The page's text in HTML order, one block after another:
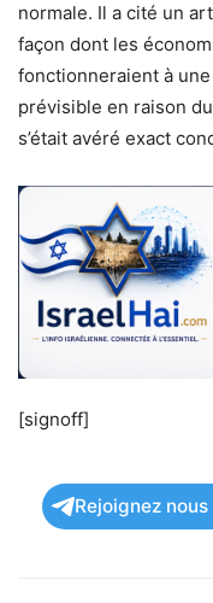
normale. Il a cité un
façon dont les
fonctionneraient à
prévisible en raison
s’était avéré exact
[signoff]
Rejoignez